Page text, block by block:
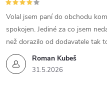
r
v
k
y
Roman Kubeš
31.5.2026
Volal jsem paní do obchodu
spokojen. Jediné za co jsem
než dorazilo od dodavatele tak